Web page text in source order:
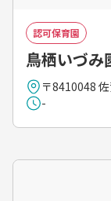
認可保育園
鳥栖いづみ
〒8410048
-